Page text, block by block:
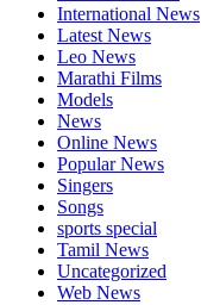
International News
Latest News
Leo News
Marathi Films
Models
News
Online News
Popular News
Singers
Songs
sports special
Tamil News
Uncategorized
Web News